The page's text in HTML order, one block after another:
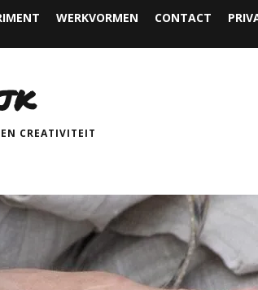
WERKVORMEN CONTACT
CREATIVITEIT